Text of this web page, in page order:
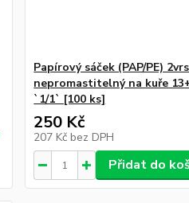
Papírový sáček (PAP/PE)
nepromastitelný na kuře
`1/1` [100 ks]
250 Kč
207 Kč bez DPH
Přidat do